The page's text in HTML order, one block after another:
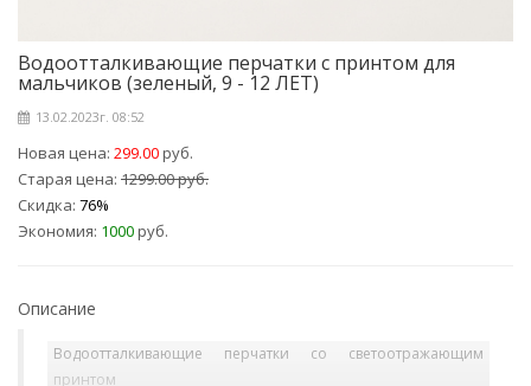
Водоотталкивающие перчатки с принтом для
мальчиков (зеленый, 9 - 12 ЛЕТ)
13.02.2023г. 08:52
Новая цена: 299.00руб.
Старая цена: 1299.00 руб.
Скидка: 76%
Экономия: 1000руб.
Описание
Водоотталкивающие перчатки со светоотражающим
принтом